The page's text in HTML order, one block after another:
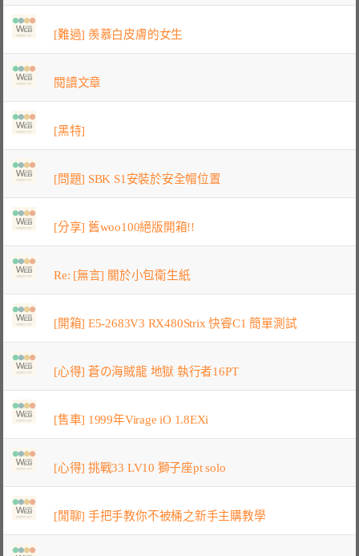
[難過] 羨慕白皮膚的女生
閱讀文章
[黑特]
[問題] SBK S1安裝於安全帽位置
[分享] 舊woo100絕版開箱!!
Re: [無言] 關於小包衛生紙
[開箱] E5-2683V3 RX480Strix 快睿C1 簡單測試
[心得] 蒼の海賊龍 地獄 執行者16PT
[售車] 1999年Virage iO 1.8EXi
[心得] 挑戰33 LV10 獅子座pt solo
[閒聊] 手把手教你不被桶之新手主購教學